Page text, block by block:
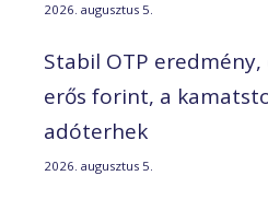
2026. augusztus 5.
Stabil OTP
erős forint, a
adóterhek
2026. augusztus 5.